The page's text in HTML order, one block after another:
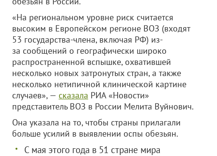
«На региональном уровне риск считается
высоким в Европейском регионе ВОЗ (входят
53 государства-члена, включая РФ) из-
за сообщений о географически широко
распространенной вспышке, охватившей
несколько новых затронутых стран, а также
несколько нетипичной клинической картине
случаев», — сказала РИА «Новости»
представитель ВОЗ в России Мелита Вуйнович.
Она указала на то, чтобы страны прилагали
больше усилий в выявлении оспы обезьян.
С мая этого года в 51 стране мира